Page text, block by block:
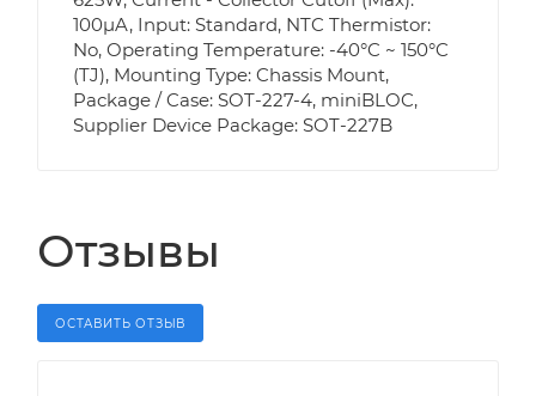
100µA, Input: Standard, NTC Thermistor:
No, Operating Temperature: -40°C ~ 150°C
(TJ), Mounting Type: Chassis Mount,
Package / Case: SOT-227-4, miniBLOC,
Supplier Device Package: SOT-227B
Отзывы
ОСТАВИТЬ ОТЗЫВ